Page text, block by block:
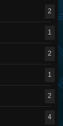
2
1
2
1
2
4